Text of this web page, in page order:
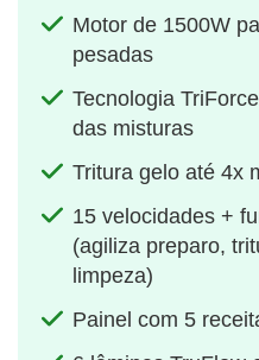
Motor de 1500W
pesadas
Tecnologia
das misturas
Tritura gelo até 4x
15 velocidades +
(agiliza preparo,
limpeza)
Painel com 5